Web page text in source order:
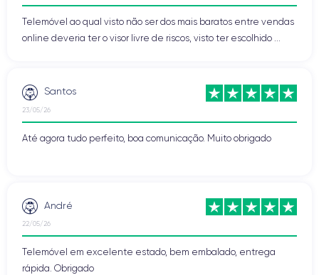
Telemóvel ao qual visto não ser dos mais baratos entre vendas
online deveria ter o visor livre de riscos, visto ter escolhido ...
Santos
23/05/26
Até agora tudo perfeito, boa comunicação. Muito obrigado
André
22/05/26
Telemóvel em excelente estado, bem embalado, entrega
rápida. Obrigado